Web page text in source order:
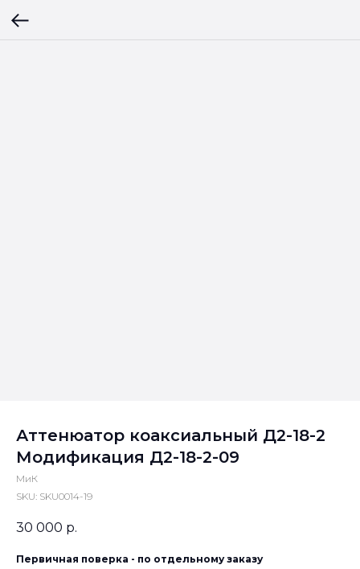
Аттенюатор коаксиальный Д2-18-2
Модификация Д2-18-2-09
МиК
SKU: SKU0014-19
30 000 р.
Первичная поверка - по отдельному заказу